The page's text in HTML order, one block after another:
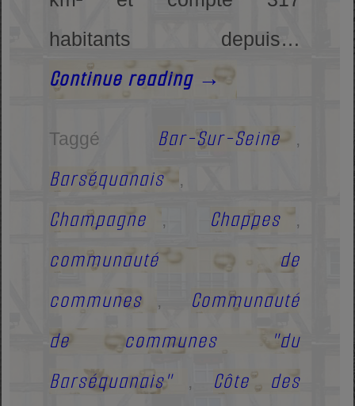
habitants depuis…
Continue reading →
Taggé Bar-Sur-Seine ,
Barséquanais ,
Champagne , Chappes ,
communauté de
communes
, Communauté
de communes "du
Barséquanais"
, Côte des